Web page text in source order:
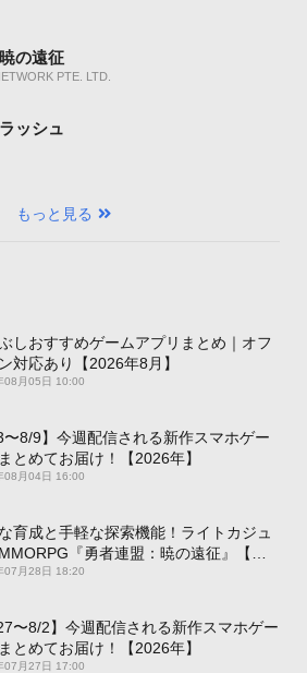
の遠征
PTE. LTD.
ッシュ
もっと見る
しおすすめゲームアプリまとめ｜オフ
対応あり【2026年8月】
08月05日 10:00
3〜8/9】今週配信される新作スマホゲー
とめてお届け！【2026年】
08月04日 16:00
育成と手軽な探索機能！ライトカジュ
『勇者連盟：暁の遠征』【最
】
07月28日 18:20
27〜8/2】今週配信される新作スマホゲー
とめてお届け！【2026年】
07月27日 17:00